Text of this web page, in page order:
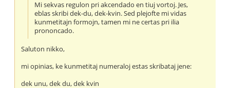
Mi sekvas regulon pri akcendado en tiuj vortoj. Jes,
eblas skribi dek-du, dek-kvin. Sed plejofte mi vidas
kunmetitajn formojn, tamen mi ne certas pri ilia
prononcado.
Saluton nikko,
mi opinias, ke kunmetitaj numeraloj estas skribataj jene:
dek unu, dek du, dek kvin